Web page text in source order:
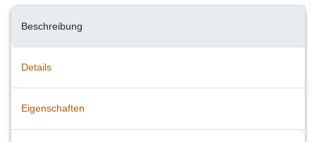
Beschreibung
Details
Eigenschaften